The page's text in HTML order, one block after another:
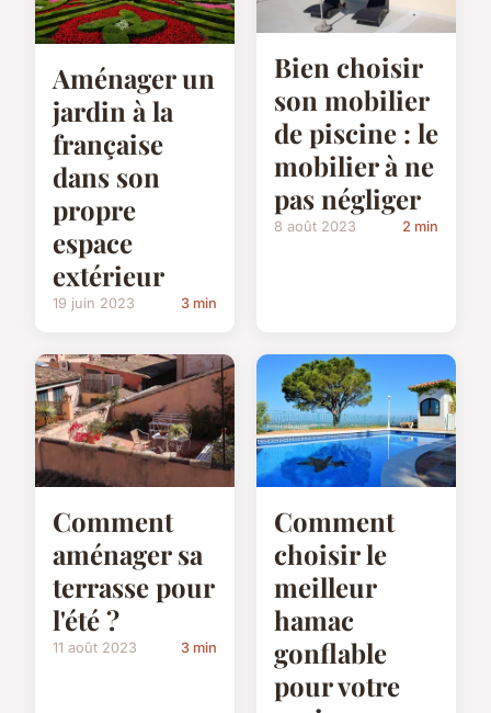
Aménager un
jardin à la
française
dans son
propre
espace
extérieur
19 juin 2023 3 min
Bien choisir
son mobilier
de piscine : le
mobilier à ne
pas négliger
8 août 2023 2 min
Comment
aménager sa
terrasse pour
l'été ?
11 août 2023 3 min
Comment
choisir le
meilleur
hamac
gonflable
pour votre